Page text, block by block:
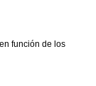
función de los